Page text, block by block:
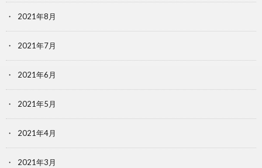
2021年8月
2021年7月
2021年6月
2021年5月
2021年4月
2021年3月